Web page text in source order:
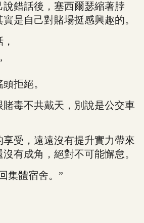
錯話後，塞西爾瑟縮著脖
是自己對賭場挺感興趣的。
拒絕。
毒不共戴天，別說是公交車
受，遠遠沒有提升實力帶來
有成角，絕對不可能懈怠。
體宿舍。”